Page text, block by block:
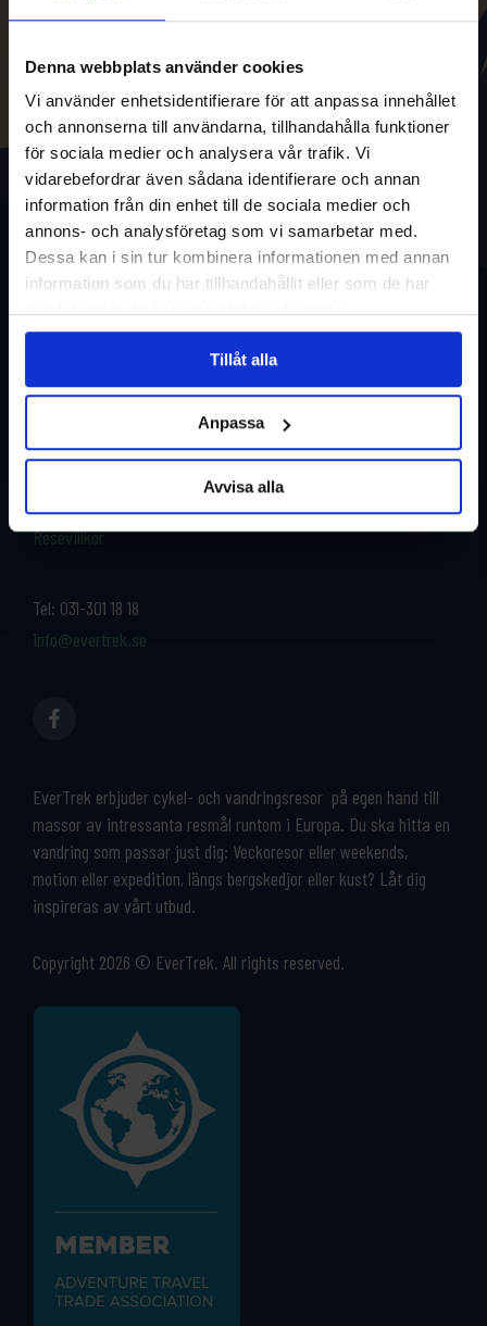
Denna webbplats använder cookies
Vi använder enhetsidentifierare för att anpassa innehållet
och annonserna till användarna, tillhandahålla funktioner
för sociala medier och analysera vår trafik. Vi
vidarebefordrar även sådana identifierare och annan
information från din enhet till de sociala medier och
annons- och analysföretag som vi samarbetar med.
Dessa kan i sin tur kombinera informationen med annan
information som du har tillhandahållit eller som de har
Tillåt alla
Anpassa
Avvisa alla
Tel: 031-301 18 18
info@evertrek.se
EverTrek erbjuder cykel- och vandringsresor på egen hand till
massor av intressanta resmål runtom i Europa. Du ska hitta en
vandring som passar just dig: Veckoresor eller weekends,
motion eller expedition, längs bergskedjor eller kust? Låt dig
inspireras av vårt utbud.
Copyright 2026 © EverTrek. All rights reserved.
Restyper
Om oss
Resevillkor
Boka och res tryggt med
EverTrek
Grupp & Konferens
Kontakta oss